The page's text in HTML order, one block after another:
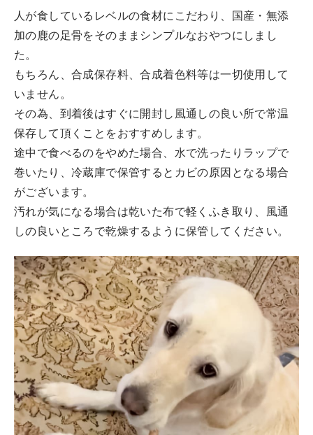
人が食しているレベルの食材にこだわり、国産・無添
加の鹿の足骨をそのままシンプルなおやつにしまし
た。
もちろん、合成保存料、合成着色料等は一切使用して
いません。
その為、到着後はすぐに開封し風通しの良い所で常温
保存して頂くことをおすすめします。
途中で食べるのをやめた場合、水で洗ったりラップで
巻いたり、冷蔵庫で保管するとカビの原因となる場合
がございます。
汚れが気になる場合は乾いた布で軽くふき取り、風通
しの良いところで乾燥するように保管してください。